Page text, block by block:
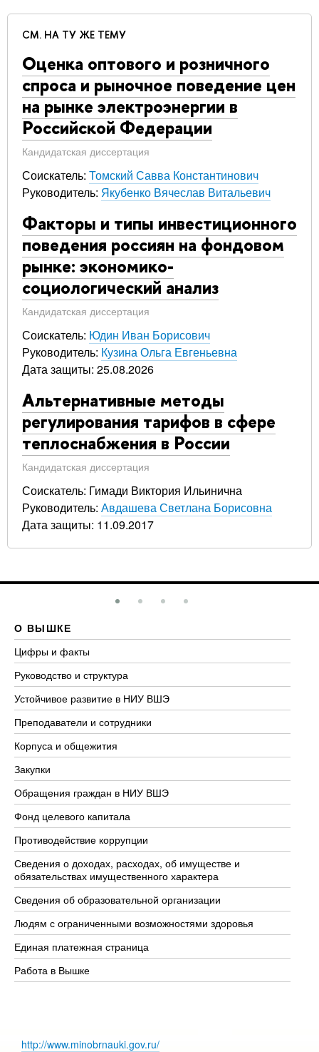
СМ. НА ТУ ЖЕ ТЕМУ
Оценка оптового и розничного
спроса и рыночное поведение цен
на рынке электроэнергии в
Российской Федерации
Кандидатская диссертация
Соискатель: Томский Савва Константинович
Руководитель: Якубенко Вячеслав Витальевич
Факторы и типы инвестиционного
поведения россиян на фондовом
рынке: экономико-
социологический анализ
Кандидатская диссертация
Соискатель: Юдин Иван Борисович
Руководитель: Кузина Ольга Евгеньевна
Дата защиты: 25.08.2026
Альтернативные методы
регулирования тарифов в сфере
теплоснабжения в России
Кандидатская диссертация
Соискатель: Гимади Виктория Ильинична
Руководитель: Авдашева Светлана Борисовна
Дата защиты: 11.09.2017
О ВЫШКЕ
Цифры и факты
Руководство и структура
Устойчивое развитие в НИУ ВШЭ
Преподаватели и сотрудники
Корпуса и общежития
Закупки
Обращения граждан в НИУ ВШЭ
Фонд целевого капитала
Противодействие коррупции
Сведения о доходах, расходах, об имуществе и
обязательствах имущественного характера
Сведения об образовательной организации
Людям с ограниченными возможностями здоровья
Единая платежная страница
Работа в Вышке
http://www.minobrnauki.gov.ru/